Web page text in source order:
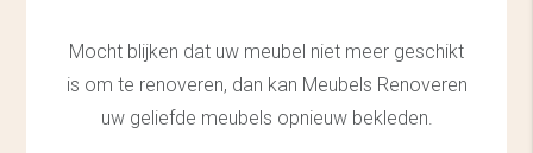
Mocht blijken dat uw meubel niet meer geschikt
is om te renoveren, dan kan Meubels Renoveren
uw geliefde meubels opnieuw bekleden.